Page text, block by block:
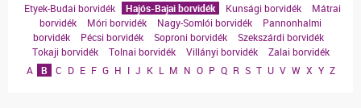
Etyek-Budai borvidék
Hajós-Bajai borvidék Kunsági borvidék
Mátrai
borvidék
Móri borvidék Nagy-Somlói borvidék
Pannonhalmi
borvidék
Pécsi borvidék Soproni borvidék
Szekszárdi borvidék
Tokaji borvidék
Tolnai borvidék Villányi borvidék
Zalai borvidék
A
B C D E F G H I J K L M N O P Q R S T U V W X Y Z